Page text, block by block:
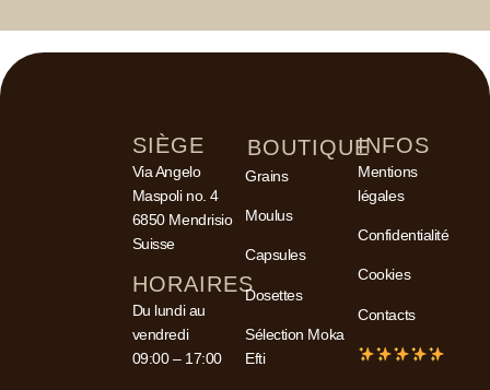
SIÈGE
Via Angelo
Maspoli no. 4
6850 Mendrisio
Suisse
HORAIRES
Du lundi au
vendredi
09:00 – 17:00
BOUTIQUE
Grains
Moulus
Capsules
Dosettes
Sélection Moka
Efti
INFOS
Mentions
légales
Confidentialité
Cookies
Contacts